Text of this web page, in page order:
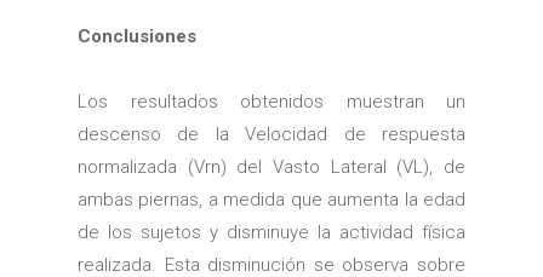
Conclusiones
Los resultados obtenidos muestran un
descenso de la Velocidad de respuesta
normalizada (Vrn) del Vasto Lateral (VL), de
ambas piernas, a medida que aumenta la edad
de los sujetos y disminuye la actividad física
realizada. Esta disminución se observa sobre